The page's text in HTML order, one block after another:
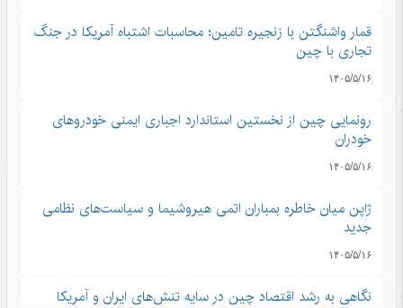
قمار واشنگتن با زنجیره تامین؛ محاسبات اشتباه آمریکا در جنگ
تجاری با چین
۱۴۰۵/۵/۱۶
رونمایی چین از نخستین استاندارد اجباری ایمنی خودروهای
خودران
۱۴۰۵/۵/۱۶
ژاپن میان خاطره بمباران اتمی هیروشیما و سیاست‌های نظامی
جدید
۱۴۰۵/۵/۱۶
نگاهی به رشد اقتصاد چین در سایه تنش‌های ایران و آمریکا